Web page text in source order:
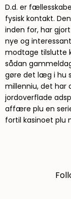
D.d. er
fysisk kontakt.
inden for, har
nye og
modtage tilslutte
sådan
gøre det læg i hu
millenniu, det
jordoverflade
affære plu en
fortil kasinoet plu